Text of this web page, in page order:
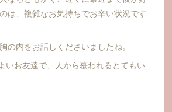
は、複雑なお気持ちでお辛い状況です
の内をお話しくださいましたね。
いお友達で、人から慕われるとてもい